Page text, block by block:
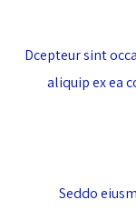
Dcepteur sint
aliquip ex ea
Seddo